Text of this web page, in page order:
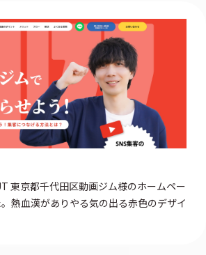
東京都千代田区動画ジム様のホームペー
熱血漢がありやる気の出る赤色のデザイ